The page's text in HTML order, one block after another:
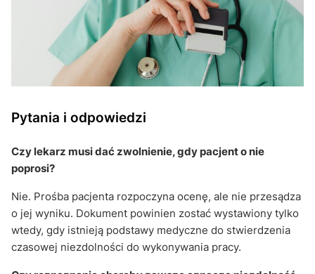
Pytania i odpowiedzi
Czy lekarz musi dać zwolnienie, gdy pacjent o nie
poprosi?
Nie. Prośba pacjenta rozpoczyna ocenę, ale nie przesądza
o jej wyniku. Dokument powinien zostać wystawiony tylko
wtedy, gdy istnieją podstawy medyczne do stwierdzenia
czasowej niezdolności do wykonywania pracy.